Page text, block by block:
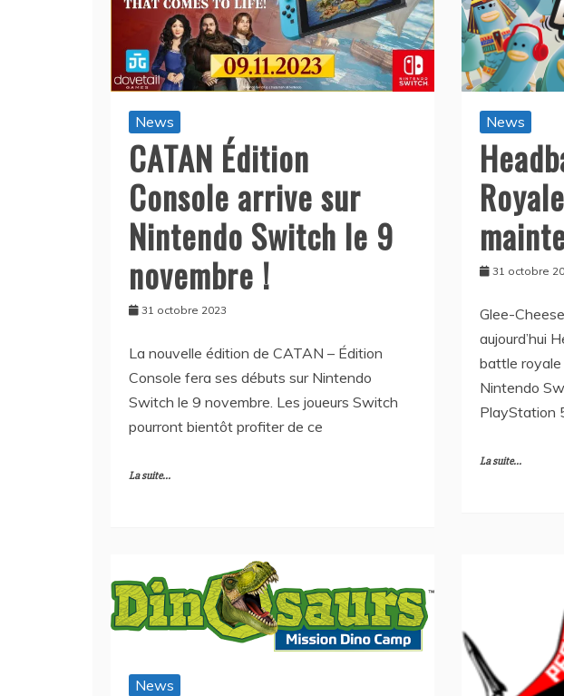
News
CATAN Édition
Console arrive sur
Nintendo Switch le 9
novembre !
31 octobre 2023
La nouvelle édition de CATAN – Édition
Console fera ses débuts sur Nintendo
Switch le 9 novembre. Les joueurs Switch
pourront bientôt profiter de ce
La suite...
News
31 octobre
Glee-
aujourd’hui
battle royale
Nintendo
PlayStation
La suite...
News